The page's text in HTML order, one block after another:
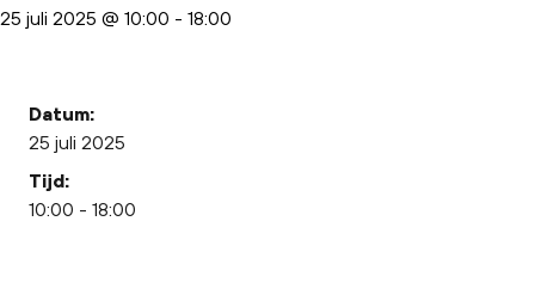
25 juli 2025 @ 10:00 - 18:00
Datum:
25 juli 2025
Tijd:
10:00 - 18:00